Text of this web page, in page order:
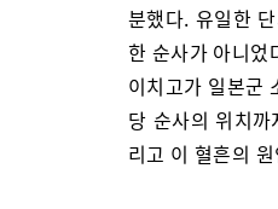
분했다. 유일한
한 순사가 아니었
이치고가 일본군
당 순사의 위치
리고 이 혈흔의